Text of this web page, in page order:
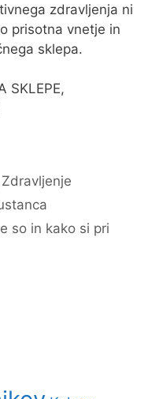
zdravljenja ni
prisotna vnetje in
sklepa.
SKLEPE,
Zdravljenje
so in kako si pri